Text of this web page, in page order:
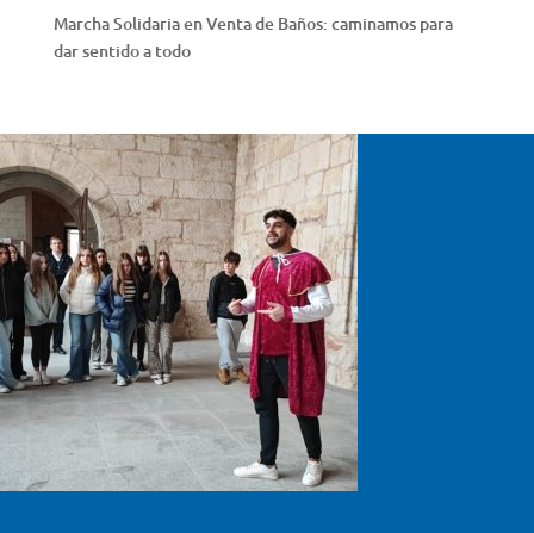
Marcha Solidaria en Venta de Baños: caminamos para
dar sentido a todo